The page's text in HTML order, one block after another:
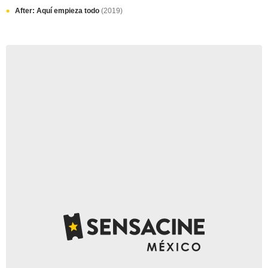
After: Aquí empieza todo (2019)